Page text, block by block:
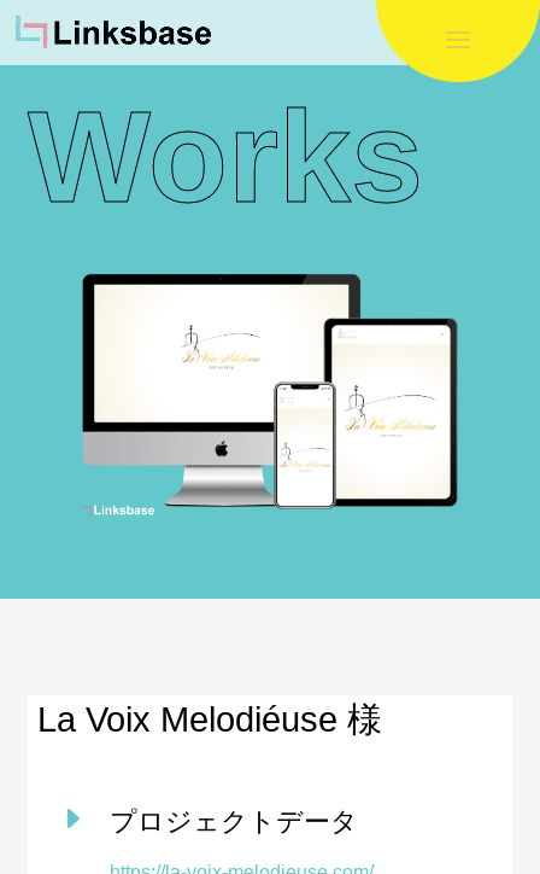
Works
La Voix Melodiéuse 様
E プロジェクトデータ